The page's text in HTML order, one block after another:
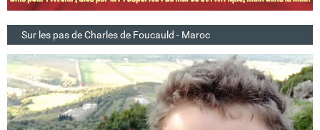
Sur les pas de Charles de Foucauld - Maroc